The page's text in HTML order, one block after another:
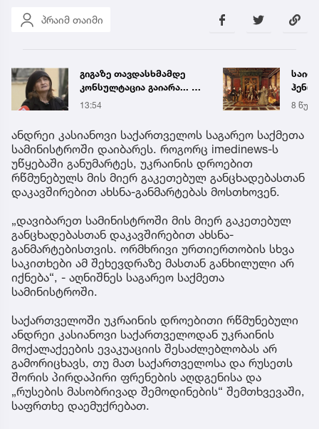
პრაიმ თაიმი
გიგაზე თავდასხმამდე
კონსულტაცია გაიარა... -
რა დეტალებს
მასწავლებლის დედა
13:54 8
ანდრეი კასიანოვი საქართველოს საგარეო საქმეთა
სამინისტროში დაიბარეს. როგორც imedinews-ს
უწყებაში განუმარტეს, უკრაინის დროებით
რწმუნებულს მის მიერ გაკეთებულ განცხადებასთან
დაკავშირებით ახსნა-განმარტებას მოსთხოვენ.
„დავიბარეთ სამინისტროში მის მიერ გაკეთებულ
განცხადებასთან დაკავშირებით ახსნა-
განმარტებისთვის. ორმხრივი ურთიერთობის სხვა
საკითხები ამ შეხევდრაზე მასთან განხილული არ
იქნება“, - აღნიშნეს საგარეო საქმეთა
სამინისტროში.
საქართველოში უკრაინის დროებითი რწმუნებული
ანდრეი კასიანოვი საქართველოდან უკრაინის
მოქალაქეების ევაკუაციის შესაძლებლობას არ
გამორიცხავს, თუ მათ საქართველოსა და რუსეთს
შორის პირდაპირი ფრენების აღდგენისა და
„რუსების მასობრივად შემოდინების“ შემთხვევაში,
საფრთხე დაემუქრებათ.